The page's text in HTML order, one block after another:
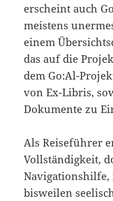
erscheint auch
meistens
einem
das auf die
dem Go:Al-
von Ex-Libris,
Dokumente zu
Als Reiseführer
Vollständigkeit,
bisweilen